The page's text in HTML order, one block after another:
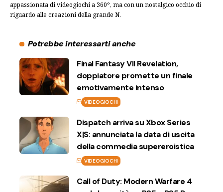
appassionata di videogiochi a 360°, ma con un nostalgico occhio di
riguardo alle creazioni della grande N.
Potrebbe interessarti anche
Final Fantasy VII Revelation,
doppiatore promette un finale
emotivamente intenso
VIDEOGIOCHI
Dispatch arriva su Xbox Series
X|S: annunciata la data di uscita
della commedia supereroistica
VIDEOGIOCHI
Call of Duty: Modern Warfare 4